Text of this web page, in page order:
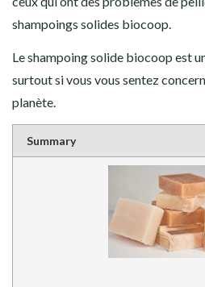
shampoings solides biocoop.
Le shampoing solide biocoop est
surtout si vous vous sentez
planète.
Summary